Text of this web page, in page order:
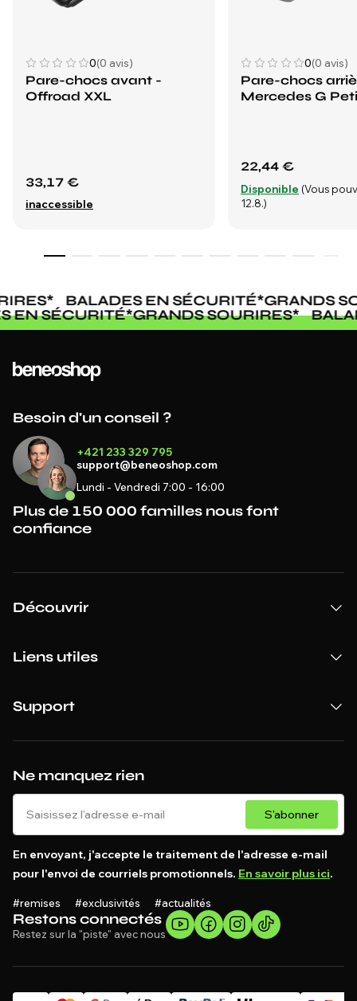
0(0 avis)
Pare-chocs avant -
Offroad XXL
33,17 €
inaccessible
0(0 avis)
Pare-chocs
Mercedes G
22,44 €
Disponible (Vous
12.8.)
* BALADES EN SÉCURITÉ*GRANDS
EN SÉCURITÉ*GRANDS SOURIRES*
Restons connectés
Restez sur la "piste" avec nous
Ne manquez rien
S'abonner
En envoyant, j'accepte le traitement de l'adresse e-mail
pour l'envoi de courriels promotionnels. En savoir plus ici.
#remises #exclusivités #actualités
Besoin d'un conseil ?
+421 233 329 795
support@beneoshop.com
Lundi - Vendredi 7:00 - 16:00
Plus de 150 000 familles nous font
confiance
Découvrir
Liens utiles
Support